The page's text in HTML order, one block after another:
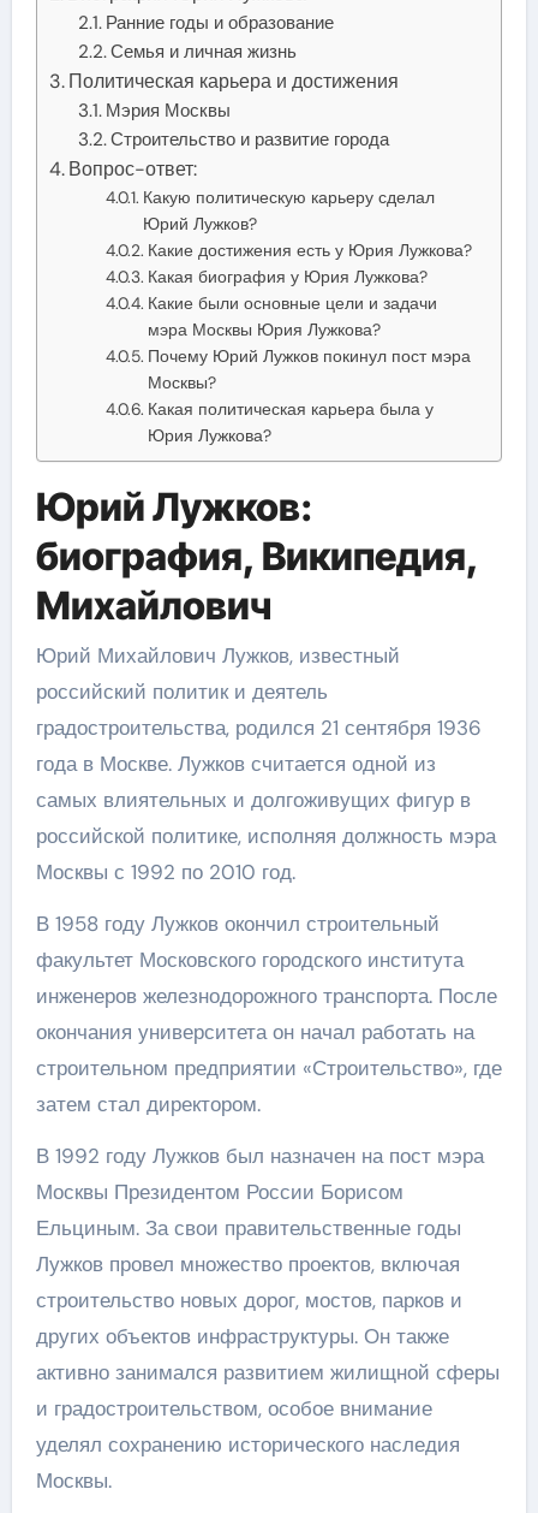
Ранние годы и образование
Семья и личная жизнь
Политическая карьера и достижения
Мэрия Москвы
Строительство и развитие города
Вопрос-ответ:
Какую политическую карьеру сделал
Юрий Лужков?
Какие достижения есть у Юрия Лужкова?
Какая биография у Юрия Лужкова?
Какие были основные цели и задачи
мэра Москвы Юрия Лужкова?
Почему Юрий Лужков покинул пост мэра
Москвы?
Какая политическая карьера была у
Юрия Лужкова?
Юрий Лужков:
биография, Википедия,
Михайлович
Юрий Михайлович Лужков, известный
российский политик и деятель
градостроительства, родился 21 сентября 1936
года в Москве. Лужков считается одной из
самых влиятельных и долгоживущих фигур в
российской политике, исполняя должность мэра
Москвы с 1992 по 2010 год.
В 1958 году Лужков окончил строительный
факультет Московского городского института
инженеров железнодорожного транспорта. После
окончания университета он начал работать на
строительном предприятии «Строительство», где
затем стал директором.
В 1992 году Лужков был назначен на пост мэра
Москвы Президентом России Борисом
Ельциным. За свои правительственные годы
Лужков провел множество проектов, включая
строительство новых дорог, мостов, парков и
других объектов инфраструктуры. Он также
активно занимался развитием жилищной сферы
и градостроительством, особое внимание
уделял сохранению исторического наследия
Москвы.